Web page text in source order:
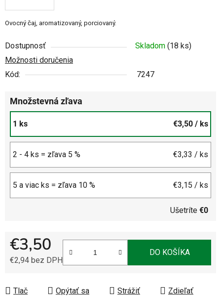
Ovocný čaj, aromatizovaný, porciovaný.
Dostupnosť Skladom (18 ks)
Možnosti doručenia
Kód:
7247
Množstevná zľava
1 ks €3,50 / ks
2 - 4 ks = zľava 5 % €3,33 / ks
5 a viac ks = zľava 10 % €3,15 / ks
Ušetríte €0
€3,50
€2,94 bez DPH
DO KOŠÍKA
Tlač Opýtať sa Strážiť Zdieľať